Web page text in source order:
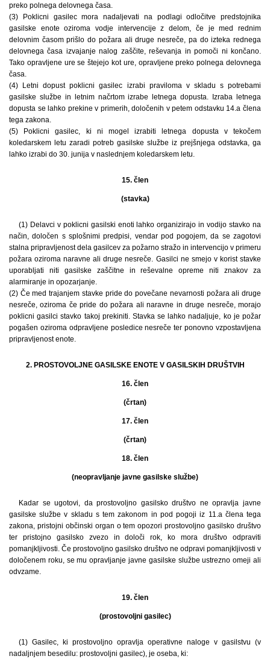
preko polnega delovnega časa.
(3) Poklicni gasilec mora nadaljevati na podlagi odločitve predstojnika
gasilske enote oziroma vodje intervencije z delom, če je med rednim
delovnim časom prišlo do požara ali druge nesreče, pa do izteka rednega
delovnega časa izvajanje nalog zaščite, reševanja in pomoči ni končano.
Tako opravljene ure se štejejo kot ure, opravljene preko polnega delovnega
časa.
(4) Letni dopust poklicni gasilec izrabi praviloma v skladu s potrebami
gasilske službe in letnim načrtom izrabe letnega dopusta. Izraba letnega
dopusta se lahko prekine v primerih, določenih v petem odstavku 14.a člena
tega zakona.
(5) Poklicni gasilec, ki ni mogel izrabiti letnega dopusta v tekočem
koledarskem letu zaradi potreb gasilske službe iz prejšnjega odstavka, ga
lahko izrabi do 30. junija v naslednjem koledarskem letu.
15. člen
(stavka)
(1) Delavci v poklicni gasilski enoti lahko organizirajo in vodijo stavko na
način, določen s splošnimi predpisi, vendar pod pogojem, da se zagotovi
stalna pripravljenost dela gasilcev za požarno stražo in intervencijo v primeru
požara oziroma naravne ali druge nesreče. Gasilci ne smejo v korist stavke
uporabljati niti gasilske zaščitne in reševalne opreme niti znakov za
alarmiranje in opozarjanje.
(2) Če med trajanjem stavke pride do povečane nevarnosti požara ali druge
nesreče, oziroma če pride do požara ali naravne in druge nesreče, morajo
poklicni gasilci stavko takoj prekiniti. Stavka se lahko nadaljuje, ko je požar
pogašen oziroma odpravljene posledice nesreče ter ponovno vzpostavljena
pripravljenost enote.
2. PROSTOVOLJNE GASILSKE ENOTE V GASILSKIH DRUŠTVIH
16. člen
(črtan)
17. člen
(črtan)
18. člen
(neopravljanje javne gasilske službe)
Kadar se ugotovi, da prostovoljno gasilsko društvo ne opravlja javne
gasilske službe v skladu s tem zakonom in pod pogoji iz 11.a člena tega
zakona, pristojni občinski organ o tem opozori prostovoljno gasilsko društvo
ter pristojno gasilsko zvezo in določi rok, ko mora društvo odpraviti
pomanjkljivosti. Če prostovoljno gasilsko društvo ne odpravi pomanjkljivosti v
določenem roku, se mu opravljanje javne gasilske službe ustrezno omeji ali
odvzame.
19. člen
(prostovoljni gasilec)
(1) Gasilec, ki prostovoljno opravlja operativne naloge v gasilstvu (v
nadaljnjem besedilu: prostovoljni gasilec), je oseba, ki: